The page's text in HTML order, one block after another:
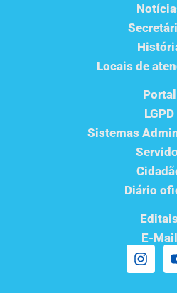
Locais de
Portal
LGPD
Sistemas
Diário
Editais
E-Mail